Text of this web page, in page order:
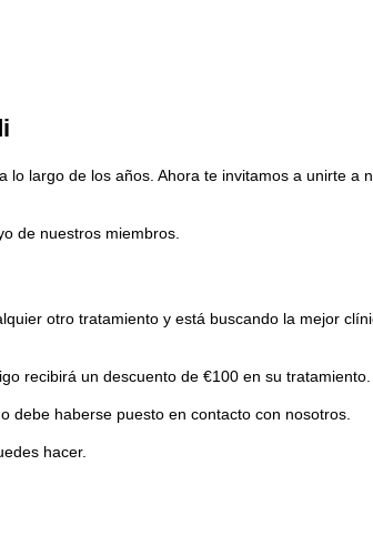
largo de los años. Ahora te invitamos a unirte a
de nuestros miembros.
otro tratamiento y está buscando la mejor
recibirá un descuento de €100 en su tratamiento.
debe haberse puesto en contacto con nosotros.
hacer.